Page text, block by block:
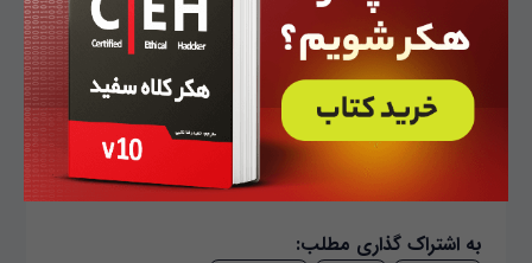
واکسن کرونا ثبت نام واکسن کرونا معلمان
سامانه ثبت نام واکسن کرونا
ثبت نام برای واکسیناسیون معلمان سایت ثبت نام واکسن
ثبت نام واکسیناسیون معلمان تهران
به اشتراک گذاری مطلب: